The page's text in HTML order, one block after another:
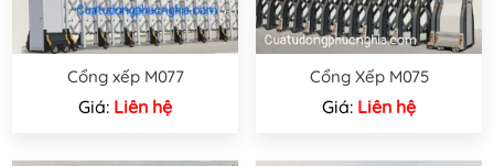
Cổng xếp M077
Giá: Liên hệ
Cổng Xếp M075
Giá: Liên hệ